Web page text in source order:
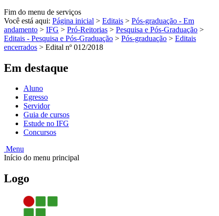
Fim do menu de serviços
Você está aqui: Página inicial > Editais > Pós-graduação - Em
andamento > IFG > Pró-Reitorias > Pesquisa e Pós-Graduação >
Editais - Pesquisa e Pós-Graduação > Pós-graduação > Editais
encerrados > Edital nº 012/2018
Em destaque
Aluno
Egresso
Servidor
Guia de cursos
Estude no IFG
Concursos
Menu
Início do menu principal
Logo